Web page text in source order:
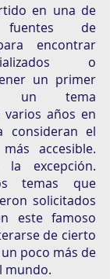
en una de
de
encontrar
o
un primer
un tema
años en
consideran el
accesible.
excepción.
temas que
solicitados
este famoso
de cierto
poco más de
mundo.